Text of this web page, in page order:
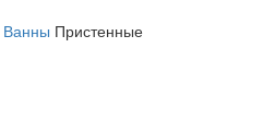
Ванны Пристенные